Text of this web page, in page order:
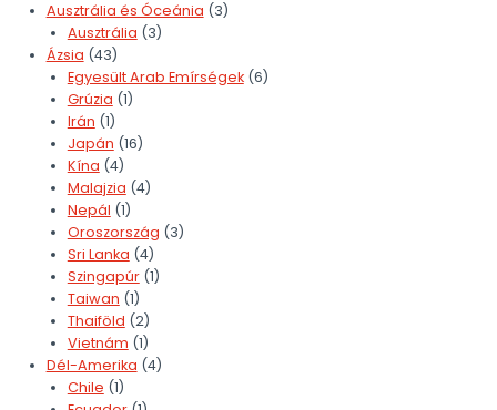
Ausztrália és Óceánia (3)
Ausztrália (3)
Ázsia (43)
Egyesült Arab Emírségek(6)
Grúzia (1)
Irán (1)
Japán (16)
Kína (4)
Malajzia (4)
Nepál (1)
Oroszország (3)
Sri Lanka (4)
Szingapúr(1)
Taiwan (1)
Thaiföld (2)
Vietnám (1)
Dél-Amerika (4)
Chile (1)